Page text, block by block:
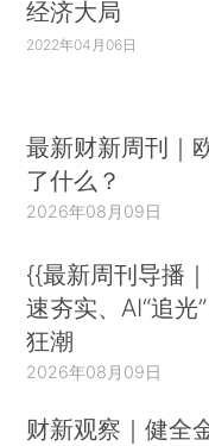
经济大局
2022年04月06日
最新财新周刊｜
了什么？
2026年08月09日
{{最新周刊导播
速夯实、AI“追光
狂潮
2026年08月09日
财新观察｜健全